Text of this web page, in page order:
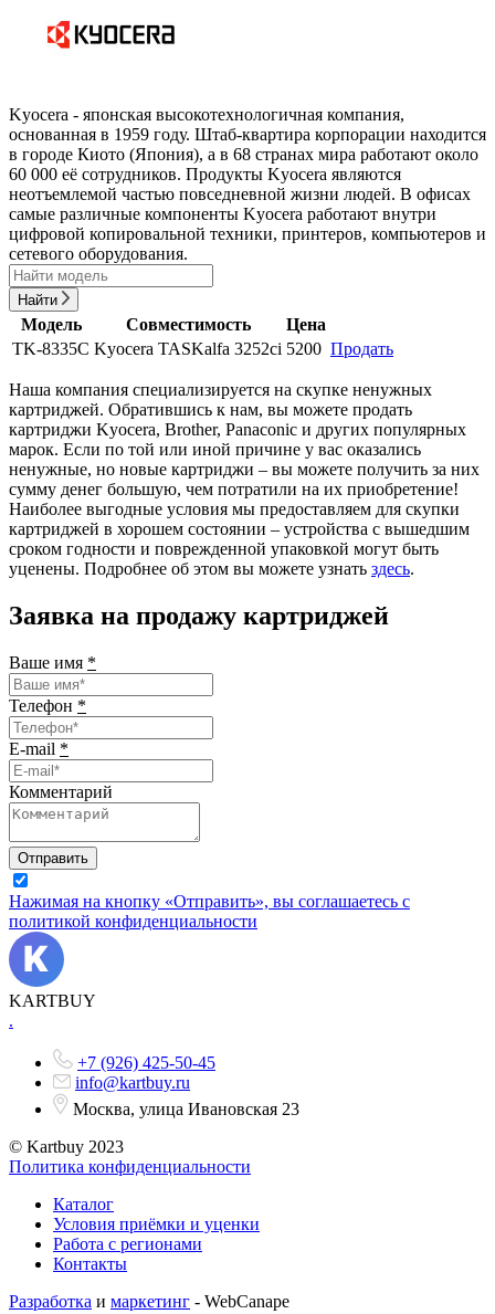
Kyocera - японская высокотехнологичная компания,
основанная в 1959 году. Штаб-квартира корпорации находится
в городе Киото (Япония), а в 68 странах мира работают около
60 000 её сотрудников. Продукты Kyocera являются
неотъемлемой частью повседневной жизни людей. В офисах
самые различные компоненты Kyocera работают внутри
цифровой копировальной техники, принтеров, компьютеров и
сетевого оборудования.
Найти
Модель Совместимость
Цена
TK-8335C Kyocera TASKalfa 3252ci 5200 Продать
Наша компания специализируется на скупке ненужных
картриджей. Обратившись к нам, вы можете продать
картриджи Kyocera, Brother, Panaconic и других популярных
марок. Если по той или иной причине у вас оказались
ненужные, но новые картриджи – вы можете получить за них
сумму денег большую, чем потратили на их приобретение!
Наиболее выгодные условия мы предоставляем для скупки
картриджей в хорошем состоянии – устройства с вышедшим
сроком годности и поврежденной упаковкой могут быть
уценены. Подробнее об этом вы можете узнать здесь.
Заявка на продажу картриджей
Ваше имя *
Телефон *
E-mail *
Комментарий
Отправить
Нажимая на кнопку «Отправить», вы соглашаетесь с
политикой конфиденциальности
KARTBUY
.
+7 (926) 425-50-45
info@kartbuy.ru
Москва, улица Ивановская 23
© Kartbuy 2023
Политика конфиденциальности
Каталог
Условия приёмки и уценки
Работа с регионами
Контакты
Разработка и маркетинг - WebCanape